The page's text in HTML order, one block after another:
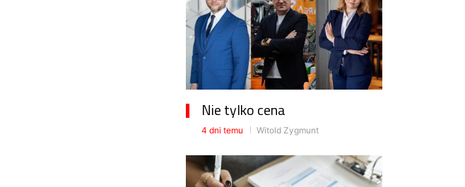
Nie tylko cena
4 dni temu Witold Zygmunt